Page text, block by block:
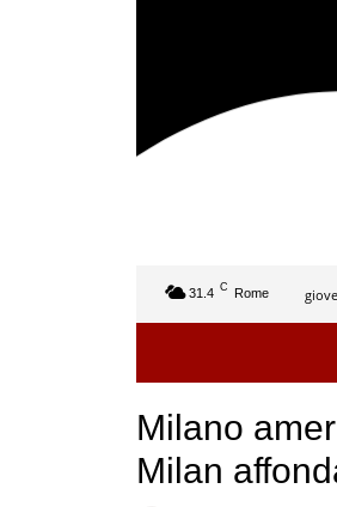
31.4 C Rome
Milano
Milan